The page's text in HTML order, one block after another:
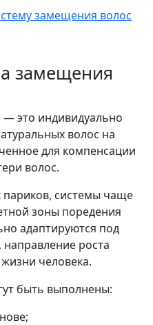
замещения волос
замещения
это индивидуально
волос на
для компенсации
волос.
париков, системы чаще
зоны поредения
адаптируются под
роста
человека.
быть выполнены: